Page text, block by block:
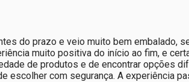
do prazo e veio muito bem embalado,
muito positiva do início ao fim, e
de produtos e de encontrar opções
escolher com segurança. A experiência